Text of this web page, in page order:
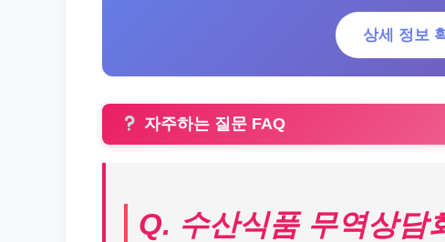
상세 정보
자주하는 질문 FAQ
Q. 수산식품 무역상담